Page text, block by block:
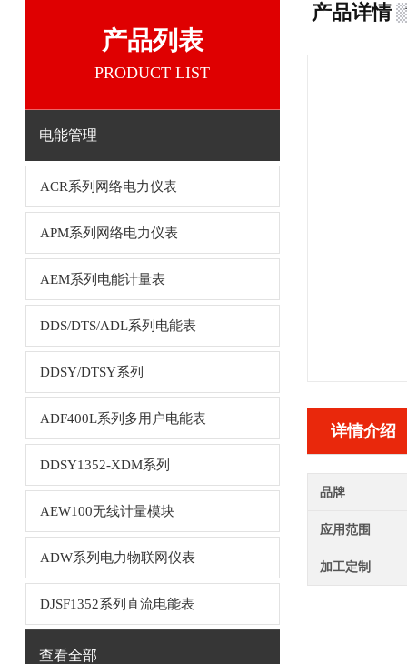
产品列表
PRODUCT LIST
电能管理
ACR系列网络电力仪表
APM系列网络电力仪表
AEM系列电能计量表
DDS/DTS/ADL系列电能表
DDSY/DTSY系列
ADF400L系列多用户电能表
DDSY1352-XDM系列
AEW100无线计量模块
ADW系列电力物联网仪表
DJSF1352系列直流电能表
查看全部
产品详情
详情介绍
品牌
应用范围
加工定制